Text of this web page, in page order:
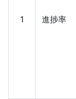
1 進捗率